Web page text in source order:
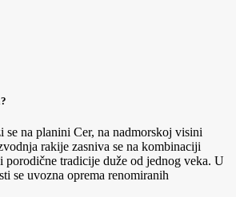
se na planini Cer, na nadmorskoj visini
rakije zasniva se na kombinaciji
porodične tradicije duže od jednog veka. U
se uvozna oprema renomiranih